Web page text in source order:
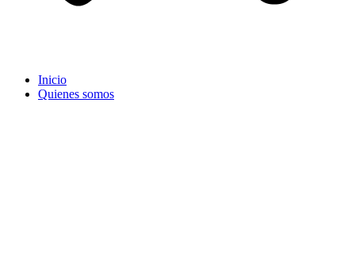
Inicio
Quienes somos